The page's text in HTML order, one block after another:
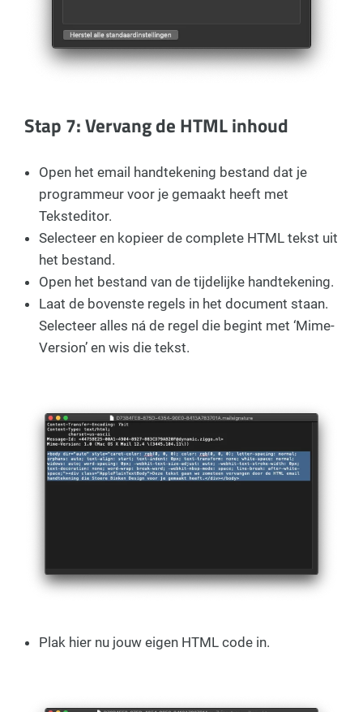
Stap 7: Vervang de HTML inhoud
Open het email handtekening bestand dat je
programmeur voor je gemaakt heeft met
Teksteditor.
Selecteer en kopieer de complete HTML tekst uit
het bestand.
Open het bestand van de tijdelijke handtekening.
Laat de bovenste regels in het document staan.
Selecteer alles ná de regel die begint met ‘Mime-
Version’ en wis die tekst.
Plak hier nu jouw eigen HTML code in.